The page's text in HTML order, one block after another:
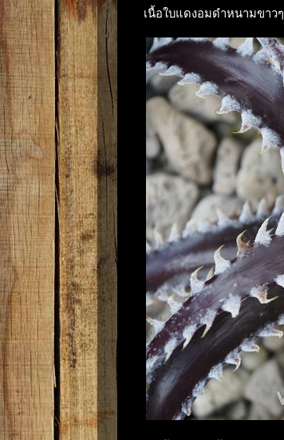
เนื้อใบแดงอมดำหนามขาวๆ